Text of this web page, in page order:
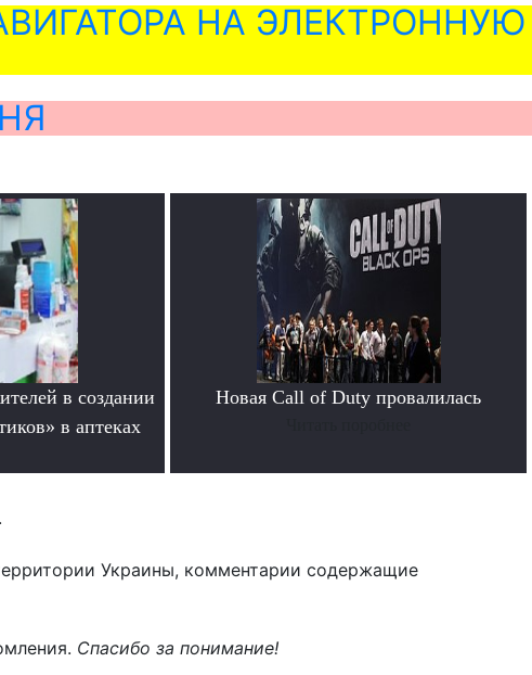
НА ЭЛЕКТРОННУЮ
в создании
в аптеках
Новая Call of Duty провалилась
Украины, комментарии содержащие
Спасибо за понимание!